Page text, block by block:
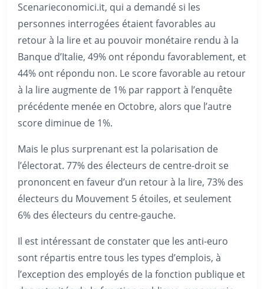
Scenarieconomici.it, qui a demandé si les
personnes interrogées étaient favorables au
retour à la lire et au pouvoir monétaire rendu à la
Banque d’Italie, 49% ont répondu favorablement, et
44% ont répondu non. Le score favorable au retour
à la lire augmente de 1% par rapport à l’enquête
précédente menée en Octobre, alors que l’autre
score diminue de 1%.
Mais le plus surprenant est la polarisation de
l’électorat. 77% des électeurs de centre-droit se
prononcent en faveur d’un retour à la lire, 73% des
électeurs du Mouvement 5 étoiles, et seulement
6% des électeurs du centre-gauche.
Il est intéressant de constater que les anti-euro
sont répartis entre tous les types d’emplois, à
l’exception des employés de la fonction publique et